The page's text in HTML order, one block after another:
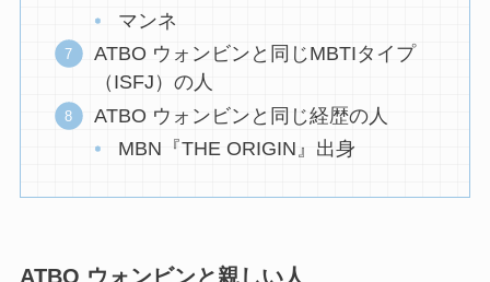
マンネ
ATBO ウォンビンと同じMBTIタイプ
（ISFJ）の人
ATBO ウォンビンと同じ経歴の人
MBN『THE ORIGIN』出身
ATBO ウォンビンと親しい人